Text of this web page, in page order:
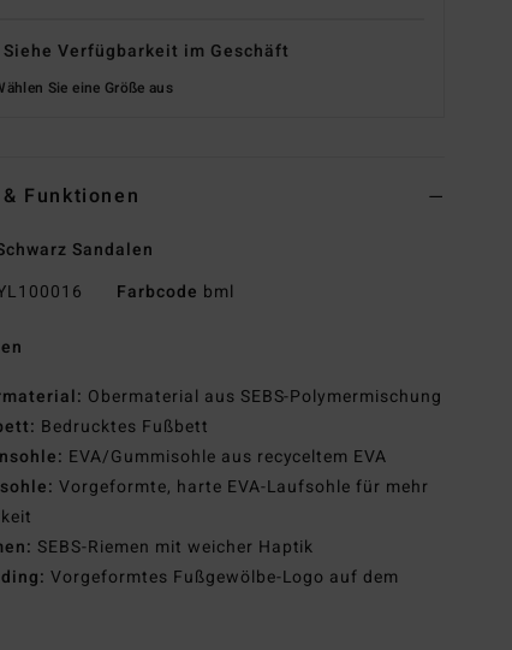
Siehe Verfügbarkeit im Geschäft
Sie eine Größe aus
Funktionen
Sandalen
Farbcode bml
Obermaterial aus SEBS-Polymermischung
Bedrucktes Fußbett
EVA/Gummisohle aus recyceltem EVA
Vorgeformte, harte EVA-Laufsohle für mehr
SEBS-Riemen mit weicher Haptik
Vorgeformtes Fußgewölbe-Logo auf dem